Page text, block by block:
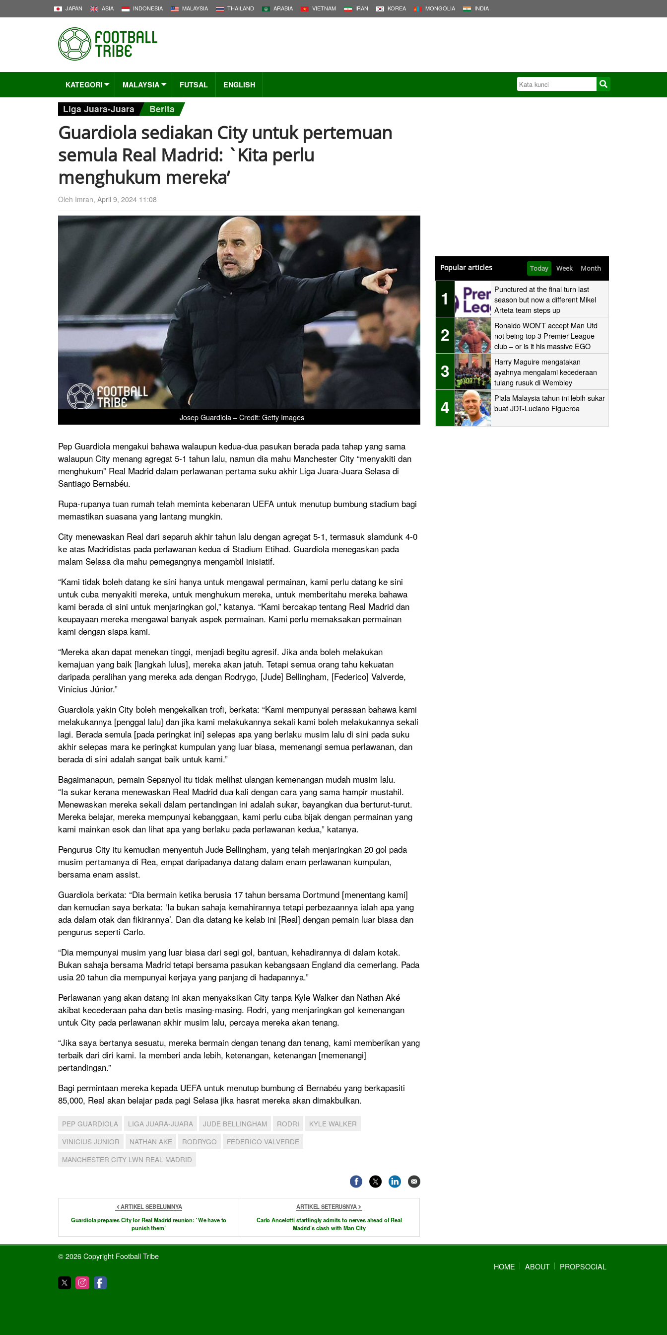
JAPAN ASIA INDONESIA MALAYSIA THAILAND ARABIA VIETNAM IRAN KOREA MONGOLIA INDIA
KATEGORI MALAYSIA FUTSAL ENGLISH
Liga Juara-Juara Berita
Guardiola sediakan City untuk pertemuan
semula Real Madrid: `Kita perlu
menghukum mereka’
Oleh Imran, April 9, 2024 11:08
Josep Guardiola – Credit: Getty Images
Pep Guardiola mengakui bahawa walaupun kedua-dua pasukan berada pada tahap yang sama
walaupun City menang agregat 5-1 tahun lalu, namun dia mahu Manchester City “menyakiti dan
menghukum” Real Madrid dalam perlawanan pertama suku akhir Liga Juara-Juara Selasa di
Santiago Bernabéu.
Rupa-rupanya tuan rumah telah meminta kebenaran UEFA untuk menutup bumbung stadium bagi
memastikan suasana yang lantang mungkin.
City menewaskan Real dari separuh akhir tahun lalu dengan agregat 5-1, termasuk slamdunk 4-0
ke atas Madridistas pada perlawanan kedua di Stadium Etihad. Guardiola menegaskan pada
malam Selasa dia mahu pemegangnya mengambil inisiatif.
“Kami tidak boleh datang ke sini hanya untuk mengawal permainan, kami perlu datang ke sini
untuk cuba menyakiti mereka, untuk menghukum mereka, untuk memberitahu mereka bahawa
kami berada di sini untuk menjaringkan gol,” katanya. “Kami bercakap tentang Real Madrid dan
keupayaan mereka mengawal banyak aspek permainan. Kami perlu memaksakan permainan
kami dengan siapa kami.
“Mereka akan dapat menekan tinggi, menjadi begitu agresif. Jika anda boleh melakukan
kemajuan yang baik [langkah lulus], mereka akan jatuh. Tetapi semua orang tahu kekuatan
daripada peralihan yang mereka ada dengan Rodrygo, [Jude] Bellingham, [Federico] Valverde,
Vinícius Júnior.”
Guardiola yakin City boleh mengekalkan trofi, berkata: “Kami mempunyai perasaan bahawa kami
melakukannya [penggal lalu] dan jika kami melakukannya sekali kami boleh melakukannya sekali
lagi. Berada semula [pada peringkat ini] selepas apa yang berlaku musim lalu di sini pada suku
akhir selepas mara ke peringkat kumpulan yang luar biasa, memenangi semua perlawanan, dan
berada di sini adalah sangat baik untuk kami.”
Bagaimanapun, pemain Sepanyol itu tidak melihat ulangan kemenangan mudah musim lalu.
“Ia sukar kerana menewaskan Real Madrid dua kali dengan cara yang sama hampir mustahil.
Menewaskan mereka sekali dalam pertandingan ini adalah sukar, bayangkan dua berturut-turut.
Mereka belajar, mereka mempunyai kebanggaan, kami perlu cuba bijak dengan permainan yang
kami mainkan esok dan lihat apa yang berlaku pada perlawanan kedua,” katanya.
Pengurus City itu kemudian menyentuh Jude Bellingham, yang telah menjaringkan 20 gol pada
musim pertamanya di Rea, empat daripadanya datang dalam enam perlawanan kumpulan,
bersama enam assist.
Guardiola berkata: “Dia bermain ketika berusia 17 tahun bersama Dortmund [menentang kami]
dan kemudian saya berkata: ‘Ia bukan sahaja kemahirannya tetapi perbezaannya ialah apa yang
ada dalam otak dan fikirannya’. Dan dia datang ke kelab ini [Real] dengan pemain luar biasa dan
pengurus seperti Carlo.
“Dia mempunyai musim yang luar biasa dari segi gol, bantuan, kehadirannya di dalam kotak.
Bukan sahaja bersama Madrid tetapi bersama pasukan kebangsaan England dia cemerlang. Pada
usia 20 tahun dia mempunyai kerjaya yang panjang di hadapannya.”
Perlawanan yang akan datang ini akan menyaksikan City tanpa Kyle Walker dan Nathan Aké
akibat kecederaan paha dan betis masing-masing. Rodri, yang menjaringkan gol kemenangan
untuk City pada perlawanan akhir musim lalu, percaya mereka akan tenang.
“Jika saya bertanya sesuatu, mereka bermain dengan tenang dan tenang, kami memberikan yang
terbaik dari diri kami. Ia memberi anda lebih, ketenangan, ketenangan [memenangi]
pertandingan.”
Bagi permintaan mereka kepada UEFA untuk menutup bumbung di Bernabéu yang berkapasiti
85,000, Real akan belajar pada pagi Selasa jika hasrat mereka akan dimakbulkan.
PEP GUARDIOLA LIGA JUARA-JUARA JUDE BELLINGHAM RODRI
KYLE WALKER
VINICIUS JUNIOR
NATHAN AKE RODRYGO
FEDERICO VALVERDE
MANCHESTER CITY LWN REAL MADRID
ARTIKEL SEBELUMNYA
Guardiola prepares City for Real Madrid reunion: `We have to
punish them’
ARTIKEL SETERUSNYA
Carlo Ancelotti startlingly admits to nerves ahead of Real
Madrid’s clash with Man City
Popular articles Today Week Month
1
Punctured at the final turn last
season but now a different Mikel
Arteta team steps up
2
Ronaldo WON’T accept Man Utd
not being top 3 Premier League
club – or is it his massive EGO
speaking?
3
Harry Maguire mengatakan
ayahnya mengalami kecederaan
tulang rusuk di Wembley
‘stampede’
4
Piala Malaysia tahun ini lebih sukar
buat JDT-Luciano Figueroa
© 2026 Copyright Football Tribe
HOME
ABOUT PROPSOCIAL